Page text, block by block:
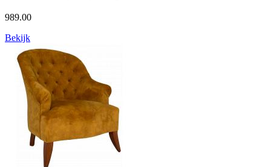
989.00
Bekijk